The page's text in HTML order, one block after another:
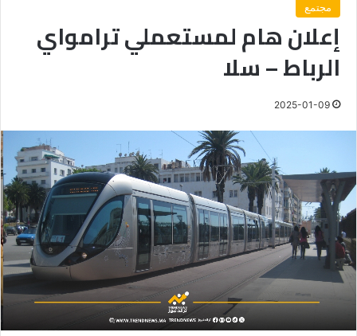
مجتمع
إعلان هام لمستعملي ترامواي
الرباط – سلا
2025-01-09